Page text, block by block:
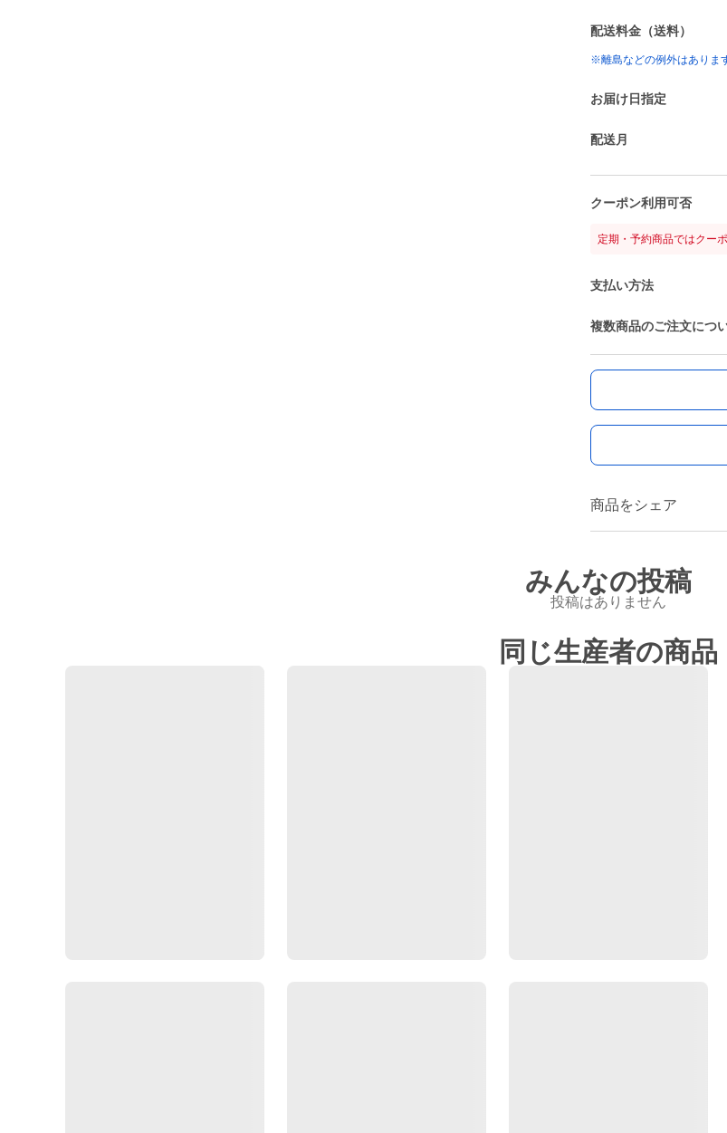
配送料金（送料）
※離島などの例外はありま
お届け日指定
配送月
クーポン利用可否
定期・予約商品ではクー
支払い方法
複数商品のご注文につ
商品をシェア
みんなの投稿
投稿はありません
同じ生産者の商品